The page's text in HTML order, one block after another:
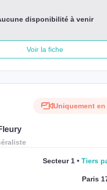
disponibilité à venir
Voir la fiche
Uniquement
Secteur 1 Tiers
Paris